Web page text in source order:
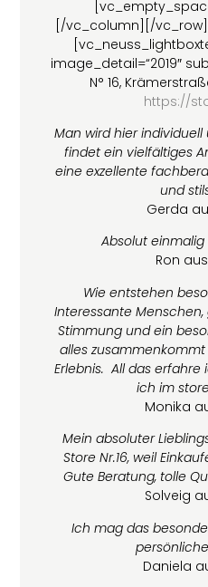
[/vc_column][/
image_detail=“2019″
N° 16,
https://
Man wird hier
findet ein vielfältiges
eine exzellente
und
Gerda
Absolut
Ron
Wie entstehen
Interessante
Stimmung und ein
alles
Erlebnis. All das
ich im
Monika
Mein absoluter
Store Nr.16, weil
Gute Beratung, tolle
Solveig
Ich mag das
Daniela